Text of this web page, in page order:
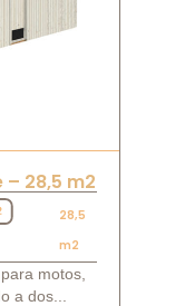
28,5 m2
28,5
m2
motos,
a dos...